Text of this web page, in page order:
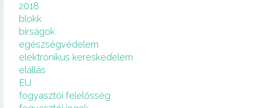
2018
blokk
bírságok
egészségvédelem
elektronikus kereskedelem
elállás
EU
fogyasztói felelősség